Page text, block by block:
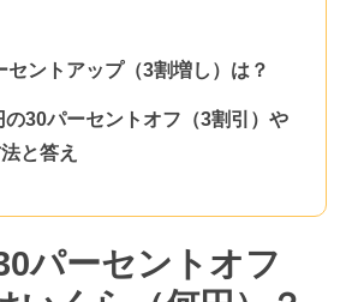
セントアップ（3割増し）は？
30パーセントオフ（3割引）や
と答え
パーセントオフ